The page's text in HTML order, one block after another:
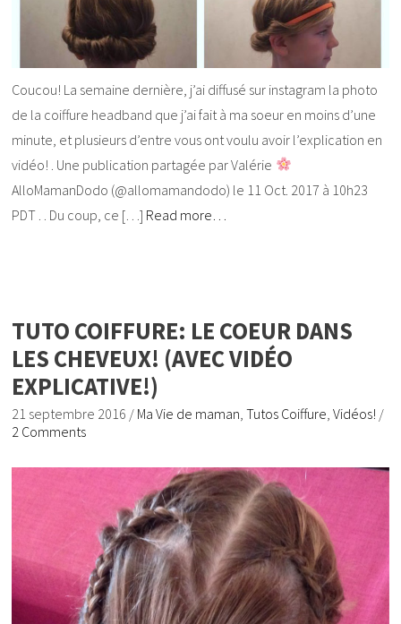
Coucou! La semaine dernière, j’ai diffusé sur instagram la photo
de la coiffure headband que j’ai fait à ma soeur en moins d’une
minute, et plusieurs d’entre vous ont voulu avoir l’explication en
vidéo! . Une publication partagée par Valérie
AlloMamanDodo (@allomamandodo) le 11 Oct. 2017 à 10h23
PDT . . Du coup, ce […] Read more…
TUTO COIFFURE: LE COEUR DANS
LES CHEVEUX! (AVEC VIDÉO
EXPLICATIVE!)
21 septembre 2016 / Ma Vie de maman ,Tutos Coiffure ,Vidéos! /
2 Comments